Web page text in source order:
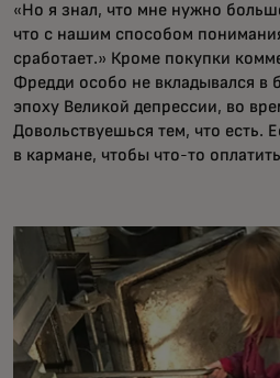
«Но я знал, что мне нужно
что с нашим способом
сработает.» Кроме покупки
Фредди особо не вкладывался в
эпоху Великой депрессии, во
Довольствуешься тем, что есть.
в кармане, чтобы что-то